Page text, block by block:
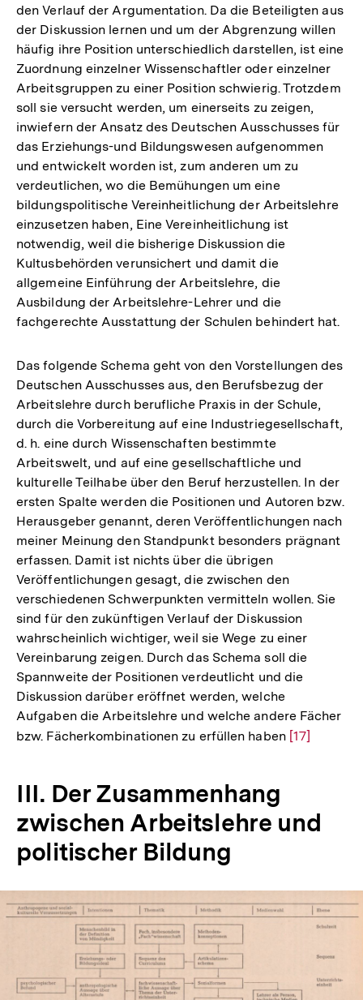
den Verlauf der Argumentation. Da die Beteiligten aus
der Diskussion lernen und um der Abgrenzung willen
häufig ihre Position unterschiedlich darstellen, ist eine
Zuordnung einzelner Wissenschaftler oder einzelner
Arbeitsgruppen zu einer Position schwierig. Trotzdem
soll sie versucht werden, um einerseits zu zeigen,
inwiefern der Ansatz des Deutschen Ausschusses für
das Erziehungs-und Bildungswesen aufgenommen
und entwickelt worden ist, zum anderen um zu
verdeutlichen, wo die Bemühungen um eine
bildungspolitische Vereinheitlichung der Arbeitslehre
einzusetzen haben, Eine Vereinheitlichung ist
notwendig, weil die bisherige Diskussion die
Kultusbehörden verunsichert und damit die
allgemeine Einführung der Arbeitslehre, die
Ausbildung der Arbeitslehre-Lehrer und die
fachgerechte Ausstattung der Schulen behindert hat.
Das folgende Schema geht von den Vorstellungen des
Deutschen Ausschusses aus, den Berufsbezug der
Arbeitslehre durch berufliche Praxis in der Schule,
durch die Vorbereitung auf eine Industriegesellschaft,
d. h. eine durch Wissenschaften bestimmte
Arbeitswelt, und auf eine gesellschaftliche und
kulturelle Teilhabe über den Beruf herzustellen. In der
ersten Spalte werden die Positionen und Autoren bzw.
Herausgeber genannt, deren Veröffentlichungen nach
meiner Meinung den Standpunkt besonders prägnant
erfassen. Damit ist nichts über die übrigen
Veröffentlichungen gesagt, die zwischen den
verschiedenen Schwerpunkten vermitteln wollen. Sie
sind für den zukünftigen Verlauf der Diskussion
wahrscheinlich wichtiger, weil sie Wege zu einer
Vereinbarung zeigen. Durch das Schema soll die
Spannweite der Positionen verdeutlicht und die
Diskussion darüber eröffnet werden, welche
Aufgaben die Arbeitslehre und welche andere Fächer
bzw. Fächerkombinationen zu erfüllen haben Zur
[17]
III. Der Zusammenhang
zwischen Arbeitslehre und
politischer Bildung
In
Zum